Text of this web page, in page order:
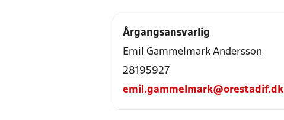
Årgangsansvarlig
Emil Gammelmark Andersson
28195927
emil.gammelmark@orestadif.dk